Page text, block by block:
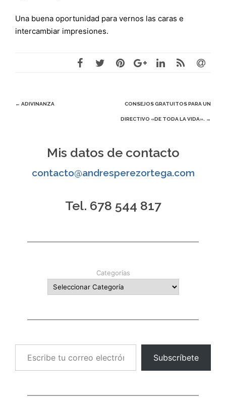
Una buena oportunidad para vernos las caras e
intercambiar impresiones.
Navegación
← ADIVINANZA CONSEJOS GRATUITOS PARA UN
DIRECTIVO «DE TODA LA VIDA». →
Mis datos de contacto
contacto@andresperezortega.com
Tel. 678 544 817
Categorías
Escribe tu correo electrónico…
Subscríbete